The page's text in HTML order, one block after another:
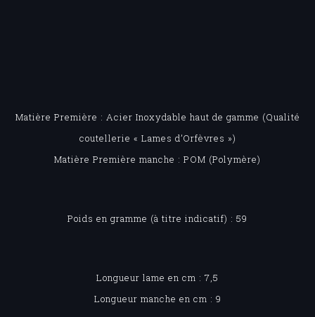
Matière Première : Acier Inoxydable haut de gamme (Qualité
coutellerie « Lames d’Orfèvres »)
Matière Première manche : POM (Polymère)
Poids en gramme (à titre indicatif) : 59
Longueur lame en cm : 7,5
Longueur manche en cm : 9